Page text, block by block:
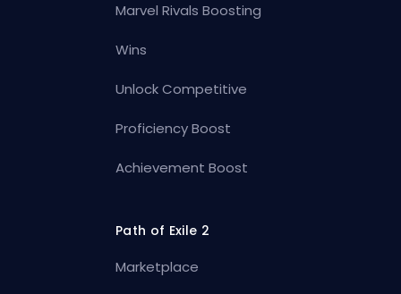
Marvel Rivals Boosting
Wins
Unlock Competitive
Proficiency Boost
Achievement Boost
Path of Exile 2
Marketplace